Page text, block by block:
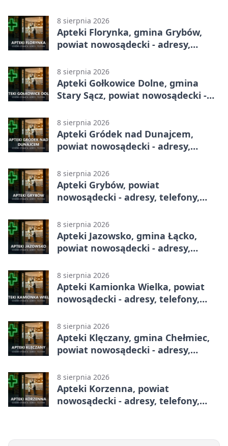
8 sierpnia 2026
Apteki Florynka, gmina Grybów,
powiat nowosądecki - adresy,
8 sierpnia 2026
Apteki Gołkowice Dolne, gmina
Stary Sącz, powiat nowosądecki -
8 sierpnia 2026
Apteki Gródek nad Dunajcem,
powiat nowosądecki - adresy,
8 sierpnia 2026
Apteki Grybów, powiat
nowosądecki - adresy, telefony,
8 sierpnia 2026
Apteki Jazowsko, gmina Łącko,
powiat nowosądecki - adresy,
8 sierpnia 2026
Apteki Kamionka Wielka, powiat
nowosądecki - adresy, telefony,
8 sierpnia 2026
Apteki Klęczany, gmina Chełmiec,
powiat nowosądecki - adresy,
8 sierpnia 2026
Apteki Korzenna, powiat
nowosądecki - adresy, telefony,